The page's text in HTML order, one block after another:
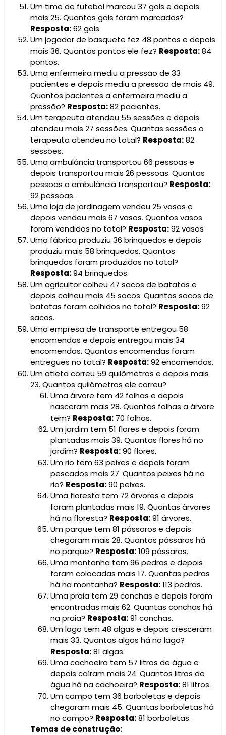
Um time de futebol marcou 37 gols e depois
mais 25. Quantos gols foram marcados?
Resposta:62 gols.
Um jogador de basquete fez 48 pontos e depois
mais 36. Quantos pontos ele fez? Resposta:84
pontos.
Uma enfermeira mediu a pressão de 33
pacientes e depois mediu a pressão de mais 49.
Quantos pacientes a enfermeira mediu a
pressão? Resposta:82 pacientes.
Um terapeuta atendeu 55 sessões e depois
atendeu mais 27 sessões. Quantas sessões o
terapeuta atendeu no total? Resposta:82
sessões.
Uma ambulância transportou 66 pessoas e
depois transportou mais 26 pessoas. Quantas
pessoas a ambulância transportou? Resposta:
92 pessoas.
Uma loja de jardinagem vendeu 25 vasos e
depois vendeu mais 67 vasos. Quantos vasos
foram vendidos no total? Resposta:92 vasos
Uma fábrica produziu 36 brinquedos e depois
produziu mais 58 brinquedos. Quantos
brinquedos foram produzidos no total?
Resposta:94 brinquedos.
Um agricultor colheu 47 sacos de batatas e
depois colheu mais 45 sacos. Quantos sacos de
batatas foram colhidos no total? Resposta:92
sacos.
Uma empresa de transporte entregou 58
encomendas e depois entregou mais 34
encomendas. Quantas encomendas foram
entregues no total? Resposta:92 encomendas.
Um atleta correu 59 quilômetros e depois mais
23. Quantos quilômetros ele correu?
Uma árvore tem 42 folhas e depois
nasceram mais 28. Quantas folhas a árvore
tem? Resposta: 70 folhas.
Um jardim tem 51 flores e depois foram
plantadas mais 39. Quantas flores há no
jardim? Resposta:90 flores.
Um rio tem 63 peixes e depois foram
pescados mais 27. Quantos peixes há no
rio? Resposta:90 peixes.
Uma floresta tem 72 árvores e depois
foram plantadas mais 19. Quantas árvores
há na floresta? Resposta:91 árvores.
Um parque tem 81 pássaros e depois
chegaram mais 28. Quantos pássaros há
no parque? Resposta:109 pássaros.
Uma montanha tem 96 pedras e depois
foram colocadas mais 17. Quantas pedras
há na montanha? Resposta:113 pedras.
Uma praia tem 29 conchas e depois foram
encontradas mais 62. Quantas conchas há
na praia? Resposta:91 conchas.
Um lago tem 48 algas e depois cresceram
mais 33. Quantas algas há no lago?
Resposta:81 algas.
Uma cachoeira tem 57 litros de água e
depois caíram mais 24. Quantos litros de
água há na cachoeira? Resposta:81 litros.
Um campo tem 36 borboletas e depois
chegaram mais 45. Quantas borboletas há
no campo? Resposta:81 borboletas.
Temas de construção: